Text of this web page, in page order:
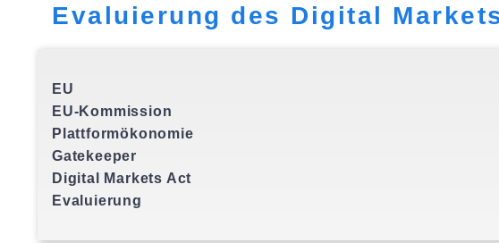
Evaluierung des Digital
EU
EU-Kommission
Plattformökonomie
Gatekeeper
Digital Markets Act
Evaluierung